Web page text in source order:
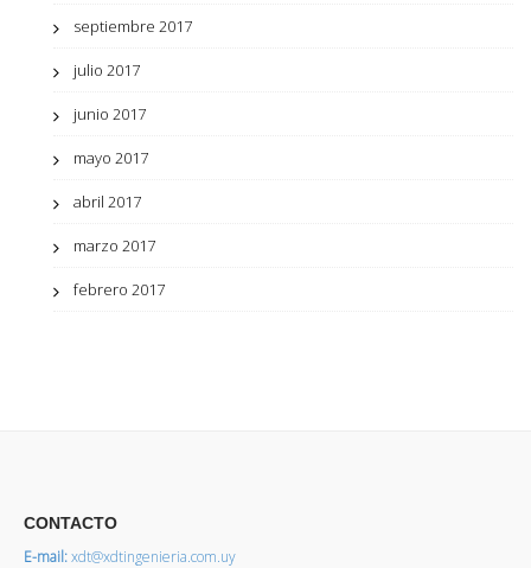
septiembre 2017
julio 2017
junio 2017
mayo 2017
abril 2017
marzo 2017
febrero 2017
CONTACTO
E-mail:xdt@xdtingenieria.com.uy